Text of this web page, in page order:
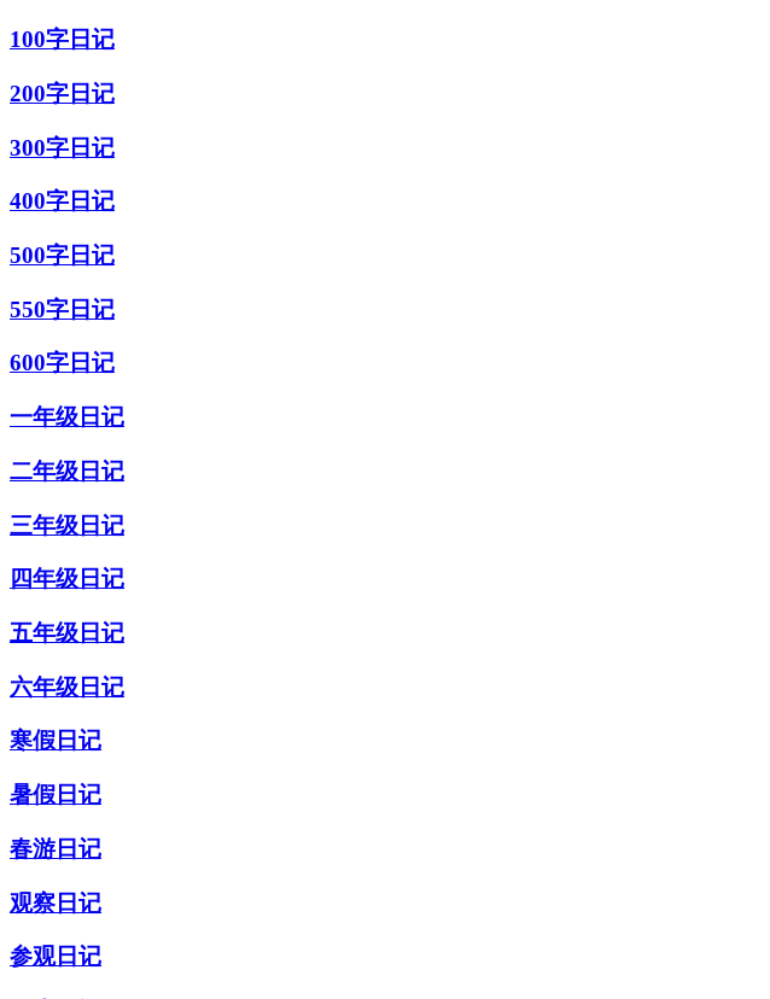
100字日记
200字日记
300字日记
400字日记
500字日记
550字日记
600字日记
一年级日记
二年级日记
三年级日记
四年级日记
五年级日记
六年级日记
寒假日记
暑假日记
春游日记
观察日记
参观日记